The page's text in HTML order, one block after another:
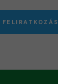
FELIRATKOZÁS